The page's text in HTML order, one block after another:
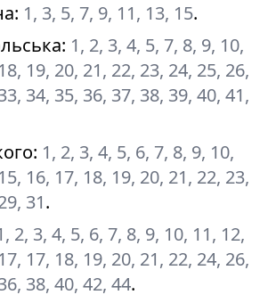
: 1, 3, 5, 7, 9, 11, 13, 15.
: 1, 2, 3, 4, 5, 7, 8, 9, 10,
19, 20, 21, 22, 23, 24, 25, 26,
34, 35, 36, 37, 38, 39, 40, 41,
: 1, 2, 3, 4, 5, 6, 7, 8, 9, 10,
16, 17, 18, 19, 20, 21, 22, 23,
31.
2, 3, 4, 5, 6, 7, 8, 9, 10, 11, 12,
17, 18, 19, 20, 21, 22, 24, 26,
38, 40, 42, 44.